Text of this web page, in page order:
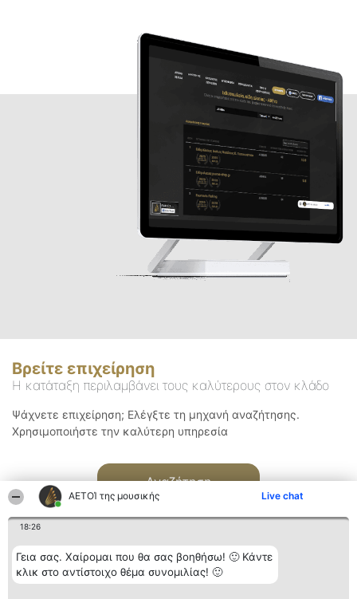
ΑΕΤΟΊ της μουσικής Live chat
18:26
Γεια σας. Χαίρομαι που θα σας βοηθήσω! 🙂 Κάντε
κλικ στο αντίστοιχο θέμα συνομιλίας! 🙂
Βρείτε επιχείρηση
Η κατάταξη περιλαμβάνει τους καλύτερους στον κλάδο
Ψάχνετε επιχείρηση; Ελέγξτε τη μηχανή αναζήτησης.
Χρησιμοποιήστε την καλύτερη υπηρεσία
Αναζήτηση